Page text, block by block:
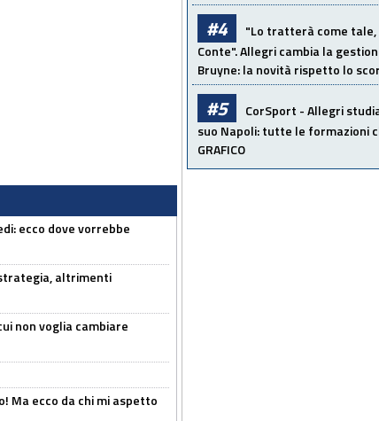
ecco dove vorrebbe
altrimenti
non voglia cambiare
Ma ecco da chi mi aspetto
#4
"Lo tratterà come
Conte". Allegri cambia la
Bruyne: la novità rispetto lo
#5
CorSport - Allegri
suo Napoli: tutte le formazioni
GRAFICO